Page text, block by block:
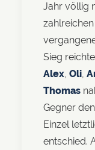
Jahr völlig
Sieg
Alex, Oli,
Thomas
Gegner
Einzel
entschied.